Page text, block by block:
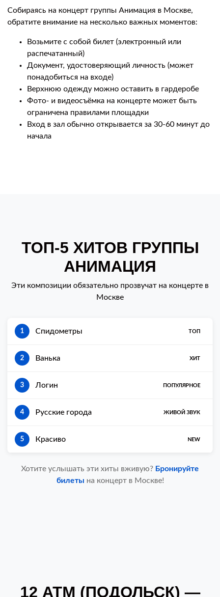
Собираясь на концерт группы Анимация в Москве,
обратите внимание на несколько важных моментов:
Возьмите с собой билет (электронный или
распечатанный)
Документ, удостоверяющий личность (может
понадобиться на входе)
Верхнюю одежду можно оставить в гардеробе
Фото- и видеосъёмка на концерте может быть
ограничена правилами площадки
Вход в зал обычно открывается за 30-60 минут до
начала
ТОП-5 ХИТОВ ГРУППЫ
АНИМАЦИЯ
Эти композиции обязательно прозвучат на концерте в
Москве
1 Спидометры ТОП
2 Ванька ХИТ
3 Логин ПОПУЛЯРНОЕ
4 Русские города ЖИВОЙ ЗВУК
5 Красиво NEW
Хотите услышать эти хиты вживую? Бронируйте
билеты на концерт в Москве!
12 АТМ (ПОДОЛЬСК) —